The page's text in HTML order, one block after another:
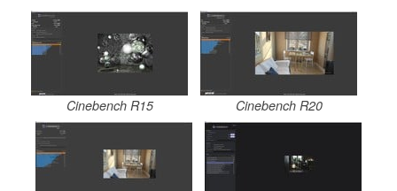
Cinebench R15 Cinebench R20